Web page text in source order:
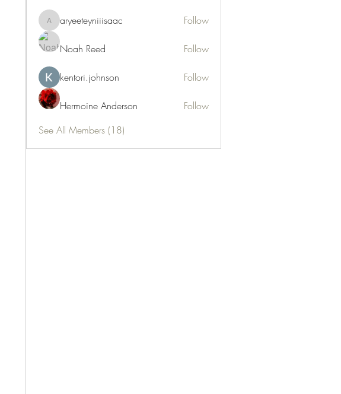
aryeeteyniiisaac
aryeeteyniiisaac Follow
Noah Reed Follow
kentori.johnson Follow
Hermoine Anderson
Follow
See All Members (18)